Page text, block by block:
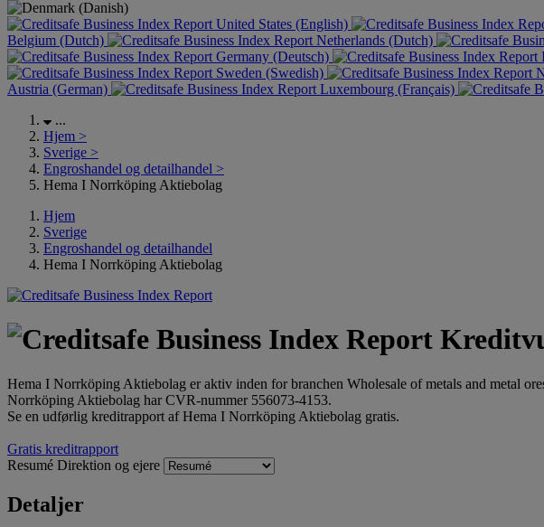
United States (English)
Belgium (Dutch)
Netherlands (Dutch)
Germany (Deutsch)
Sweden (Swedish)
Austria (German)
Luxembourg (Français)
...
Hjem >
Sverige >
Engroshandel og detailhandel >
Hema I Norrköping Aktiebolag
Hjem
Sverige
Engroshandel og detailhandel
Hema I Norrköping Aktiebolag
Hema I Norrköping Aktiebolag er aktiv inden for branchen Wholesale of metals and metal
Norrköping Aktiebolag har CVR-nummer 556073-4153.
Se en udførlig kreditrapport af Hema I Norrköping Aktiebolag gratis.
Gratis kreditrapport
Resumé Direktion og ejere
Detaljer